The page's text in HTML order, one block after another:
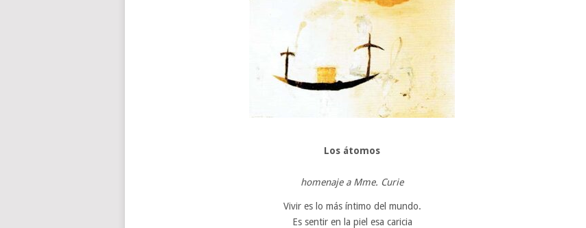
Los átomos
homenaje a Mme. Curie
Vivir es lo más íntimo del mundo.
Es sentir en la piel esa caricia